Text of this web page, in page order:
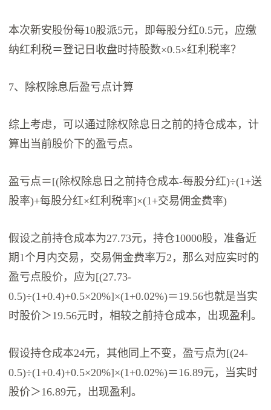
本次新安股份每10股派5元，即每股分红0.5元，应缴
纳红利税＝登记日收盘时持股数×0.5×红利税率？
7、除权除息后盈亏点计算
综上考虑，可以通过除权除息日之前的持仓成本，计
算出当前股价下的盈亏点。
盈亏点＝[(除权除息日之前持仓成本-每股分红)÷(1+送
股率)+每股分红×红利税率]×(1+交易佣金费率)
假设之前持仓成本为27.73元，持仓10000股，准备近
期1个月内交易，交易佣金费率万2，那么对应实时的
盈亏点股价，应为[(27.73-
0.5)÷(1+0.4)+0.5×20%]×(1+0.02%)＝19.56也就是当实
时股价＞19.56元时，相较之前持仓成本，出现盈利。
假设持仓成本24元，其他同上不变，盈亏点为[(24-
0.5)÷(1+0.4)+0.5×20%]×(1+0.02%)＝16.89元，当实时
股价＞16.89元，出现盈利。